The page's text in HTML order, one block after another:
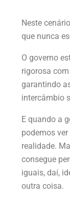
Neste
que nunca
O governo
rigorosa
garantindo
intercâmbio
E quando a
podemos
realidade.
consegue
iguais, daí,
outra coisa.